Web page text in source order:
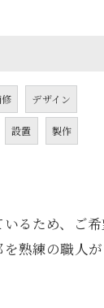
デザイン
設置 製作
るため、ご
熟練の職人